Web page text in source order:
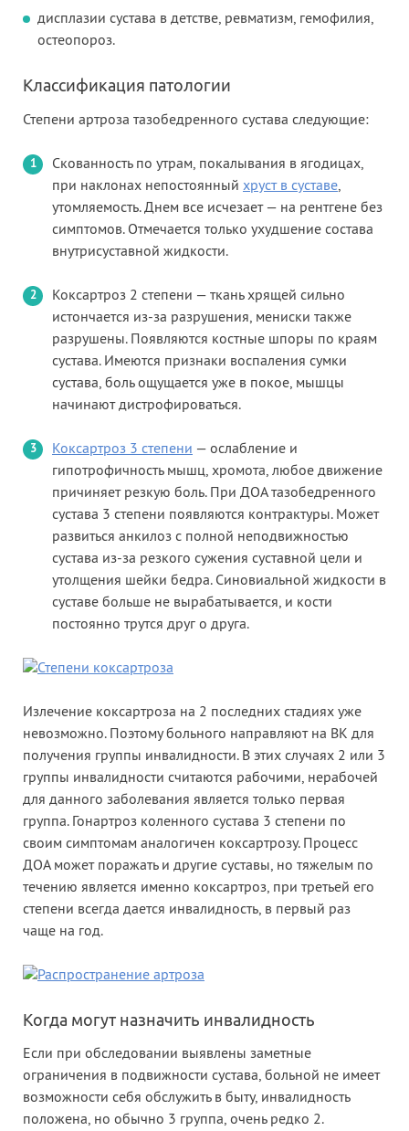
дисплазии сустава в детстве, ревматизм, гемофилия,
остеопороз.
Классификация патологии
Степени артроза тазобедренного сустава следующие:
Скованность по утрам, покалывания в ягодицах,
при наклонах непостоянный хруст в суставе,
утомляемость. Днем все исчезает — на рентгене без
симптомов. Отмечается только ухудшение состава
внутрисуставной жидкости.
Коксартроз 2 степени — ткань хрящей сильно
истончается из-за разрушения, мениски также
разрушены. Появляются костные шпоры по краям
сустава. Имеются признаки воспаления сумки
сустава, боль ощущается уже в покое, мышцы
начинают дистрофироваться.
Коксартроз 3 степени — ослабление и
гипотрофичность мышц, хромота, любое движение
причиняет резкую боль. При ДОА тазобедренного
сустава 3 степени появляются контрактуры. Может
развиться анкилоз с полной неподвижностью
сустава из-за резкого сужения суставной цели и
утолщения шейки бедра. Синовиальной жидкости в
суставе больше не вырабатывается, и кости
постоянно трутся друг о друга.
Излечение коксартроза на 2 последних стадиях уже
невозможно. Поэтому больного направляют на ВК для
получения группы инвалидности. В этих случаях 2 или 3
группы инвалидности считаются рабочими, нерабочей
для данного заболевания является только первая
группа. Гонартроз коленного сустава 3 степени по
своим симптомам аналогичен коксартрозу. Процесс
ДОА может поражать и другие суставы, но тяжелым по
течению является именно коксартроз, при третьей его
степени всегда дается инвалидность, в первый раз
чаще на год.
Когда могут назначить инвалидность
Если при обследовании выявлены заметные
ограничения в подвижности сустава, больной не имеет
возможности себя обслужить в быту, инвалидность
положена, но обычно 3 группа, очень редко 2.